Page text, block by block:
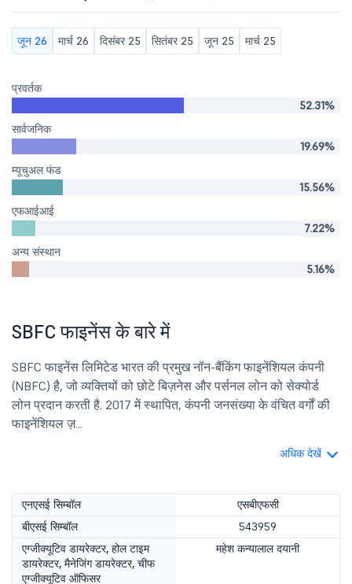
जून 26 मार्च 26 दिसंबर 25 सितंबर 25 जून 25 मार्च 25
प्रवर्तक
52.31%
सार्वजनिक
19.69%
म्यूचुअल फंड
15.56%
एफआईआई
7.22%
अन्य संस्थान
5.16%
SBFC फाइनेंस के बारे में
SBFC फाइनेंस लिमिटेड भारत की प्रमुख नॉन-बैंकिंग फाइनेंशियल कंपनी
(NBFC) है, जो व्यक्तियों को छोटे बिज़नेस और पर्सनल लोन को सेक्योर्ड
लोन प्रदान करती है. 2017 में स्थापित, कंपनी जनसंख्या के वंचित वर्गों की
फाइनेंशियल ज़...
अधिक देखें
एनएसई सिम्बॉल
एसबीएफसी
बीएसई सिम्बॉल
543959
एग्जीक्यूटिव डायरेक्टर, होल टाइम
डायरेक्टर, मैनेजिंग डायरेक्टर, चीफ
एग्जीक्यूटिव ऑफिसर
महेश कन्यालाल दयानी